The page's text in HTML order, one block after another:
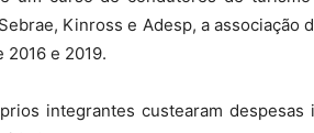
Kinross e Adesp, a
e 2019.
integrantes custearam